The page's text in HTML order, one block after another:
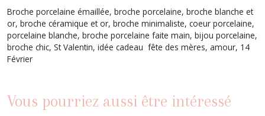
Broche porcelaine émaillée, broche porcelaine, broche blanche et
or, broche céramique et or, broche minimaliste, coeur porcelaine,
porcelaine blanche, broche porcelaine faite main, bijou porcelaine,
broche chic, St Valentin, idée cadeau fête des mères, amour, 14
Février
Vous pourriez aussi être intéressé